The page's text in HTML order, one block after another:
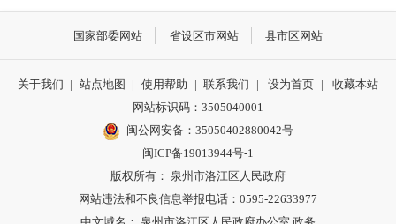
国家部委网站 省设区市网站 县市区网站
关于我们 | 站点地图 | 使用帮助 | 联系我们 | 设为首页 |
收藏本站
网站标识码：3505040001
闽公网安备：35050402880042号
闽ICP备19013944号-1
版权所有： 泉州市洛江区人民政府
网站违法和不良信息举报电话：0595-22633977